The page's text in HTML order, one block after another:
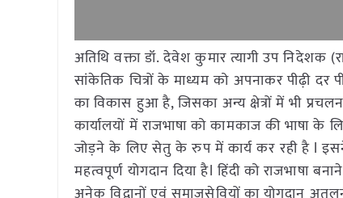
अतिथि वक्ता डॉ. देवेश कुमार त्यागी उप
सांकेतिक चित्रों के माध्यम को अपनाकर पीढ़ी दर
का विकास हुआ है, जिसका अन्य क्षेत्रों में भी प्रचलन
कार्यालयों में राजभाषा को कामकाज की भाषा के
जोड़ने के लिए सेतु के रुप में कार्य कर रही है l
महत्वपूर्ण योगदान दिया हैl हिंदी को राजभाषा